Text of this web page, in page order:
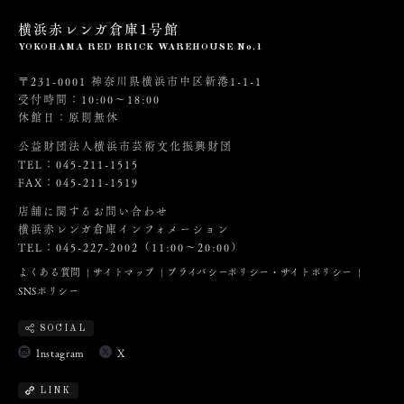
横浜赤レンガ倉庫1号館
YOKOHAMA RED BRICK WAREHOUSE No.1
〒231-0001 神奈川県横浜市中区新港1-1-1
受付時間：10:00～18:00
休館日：原則無休
公益財団法人横浜市芸術文化振興財団
TEL：045-211-1515
FAX：045-211-1519
店舗に関するお問い合わせ
横浜赤レンガ倉庫インフォメーション
TEL：045-227-2002（11:00～20:00）
よくある質問 サイトマップ
プライバシーポリシー・サイトポリシー
SNSポリシー
SOCIAL
Instagram X
LINK